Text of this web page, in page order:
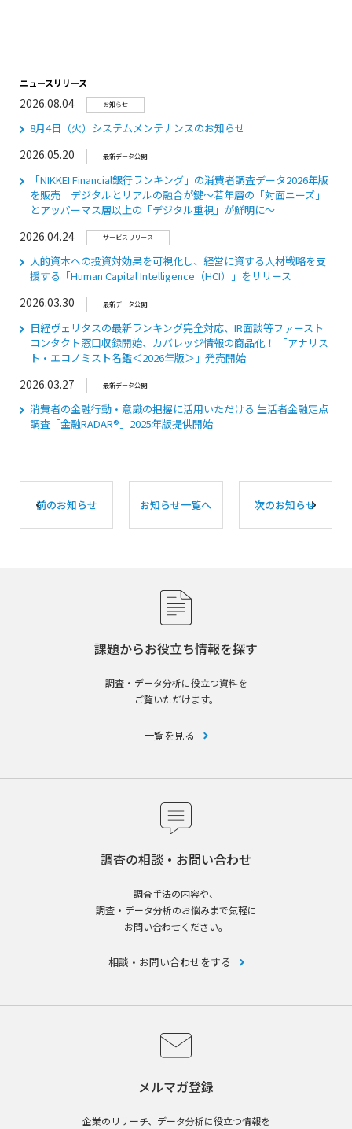
ニュースリリース
2026.08.04 お知らせ
8月4日（火）システムメンテナンスのお知らせ
2026.05.20 最新データ公開
「NIKKEI Financial銀行ランキング」の消費者調査データ2026年版
を販売 デジタルとリアルの融合が鍵～若年層の「対面ニーズ」
とアッパーマス層以上の「デジタル重視」が鮮明に～
2026.04.24 サービスリリース
人的資本への投資対効果を可視化し、経営に資する人材戦略を支
援する「Human Capital Intelligence（HCI）」をリリース
2026.03.30 最新データ公開
日経ヴェリタスの最新ランキング完全対応、IR面談等ファースト
コンタクト窓口収録開始、カバレッジ情報の商品化！ 「アナリス
ト・エコノミスト名鑑＜2026年版＞」発売開始
2026.03.27 最新データ公開
消費者の金融行動・意識の把握に活用いただける 生活者金融定点
調査「⾦融RADAR®」2025年版提供開始
前のお知らせ お知らせ一覧へ 次のお知らせ
課題からお役立ち情報を探す
調査・データ分析に役立つ資料を
ご覧いただけます。
一覧を見る
調査の相談・お問い合わせ
調査手法の内容や、
調査・データ分析のお悩みまで気軽に
お問い合わせください。
相談・お問い合わせをする
メルマガ登録
企業のリサーチ、データ分析に役立つ情報を